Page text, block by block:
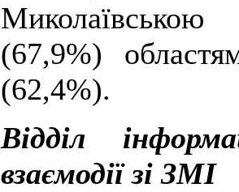
(67,9%)
(62,4%).
Відділ
взаємодії зі ЗМІ